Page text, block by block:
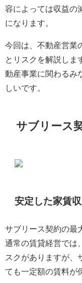
容によっては収益の
になります。
今回は、不動産営業
とリスクを解説しま
動産事業に関わるみ
しいです。
サブリース
安定した家賃
サブリース契約の最
通常の賃貸経営では
スクがありますが、
ても一定額の賃料が